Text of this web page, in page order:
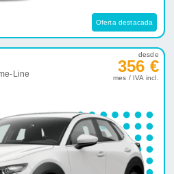
Oferta destacada
Line
desde
356 €
mes / IVA incl.